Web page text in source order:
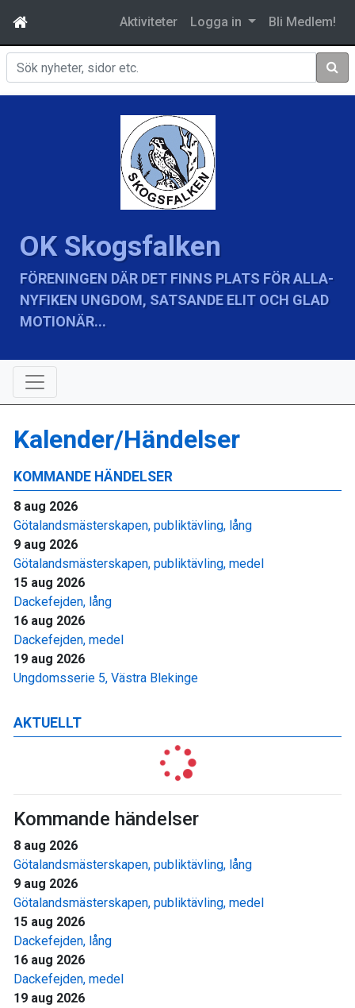
Aktiviteter Logga in Bli Medlem!
Sök
OK Skogsfalken
FÖRENINGEN DÄR DET FINNS PLATS FÖR ALLA-
NYFIKEN UNGDOM, SATSANDE ELIT OCH GLAD
MOTIONÄR...
KOMMANDE HÄNDELSER
8 aug 2026
Götalandsmästerskapen, publiktävling, lång
9 aug 2026
Götalandsmästerskapen, publiktävling, medel
15 aug 2026
Dackefejden, lång
16 aug 2026
Dackefejden, medel
19 aug 2026
Ungdomsserie 5, Västra Blekinge
AKTUELLT
Kommande händelser
8 aug 2026
Götalandsmästerskapen, publiktävling, lång
9 aug 2026
Götalandsmästerskapen, publiktävling, medel
15 aug 2026
Dackefejden, lång
16 aug 2026
Dackefejden, medel
19 aug 2026
Kalender/Händelser